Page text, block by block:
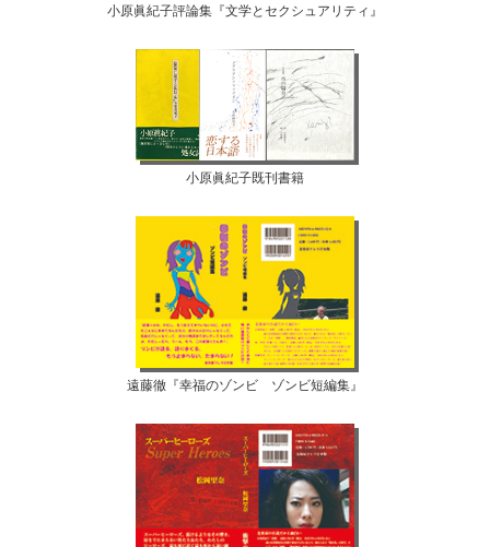
小原眞紀子評論集『文学とセクシュアリティ』
小原眞紀子既刊書籍
遠藤徹『幸福のゾンビ ゾンビ短編集』